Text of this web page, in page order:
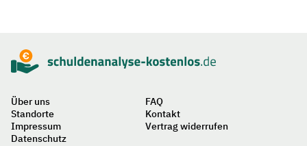
Über uns
FAQ
Standorte
Kontakt
Impressum
Vertrag widerrufen
Datenschutz